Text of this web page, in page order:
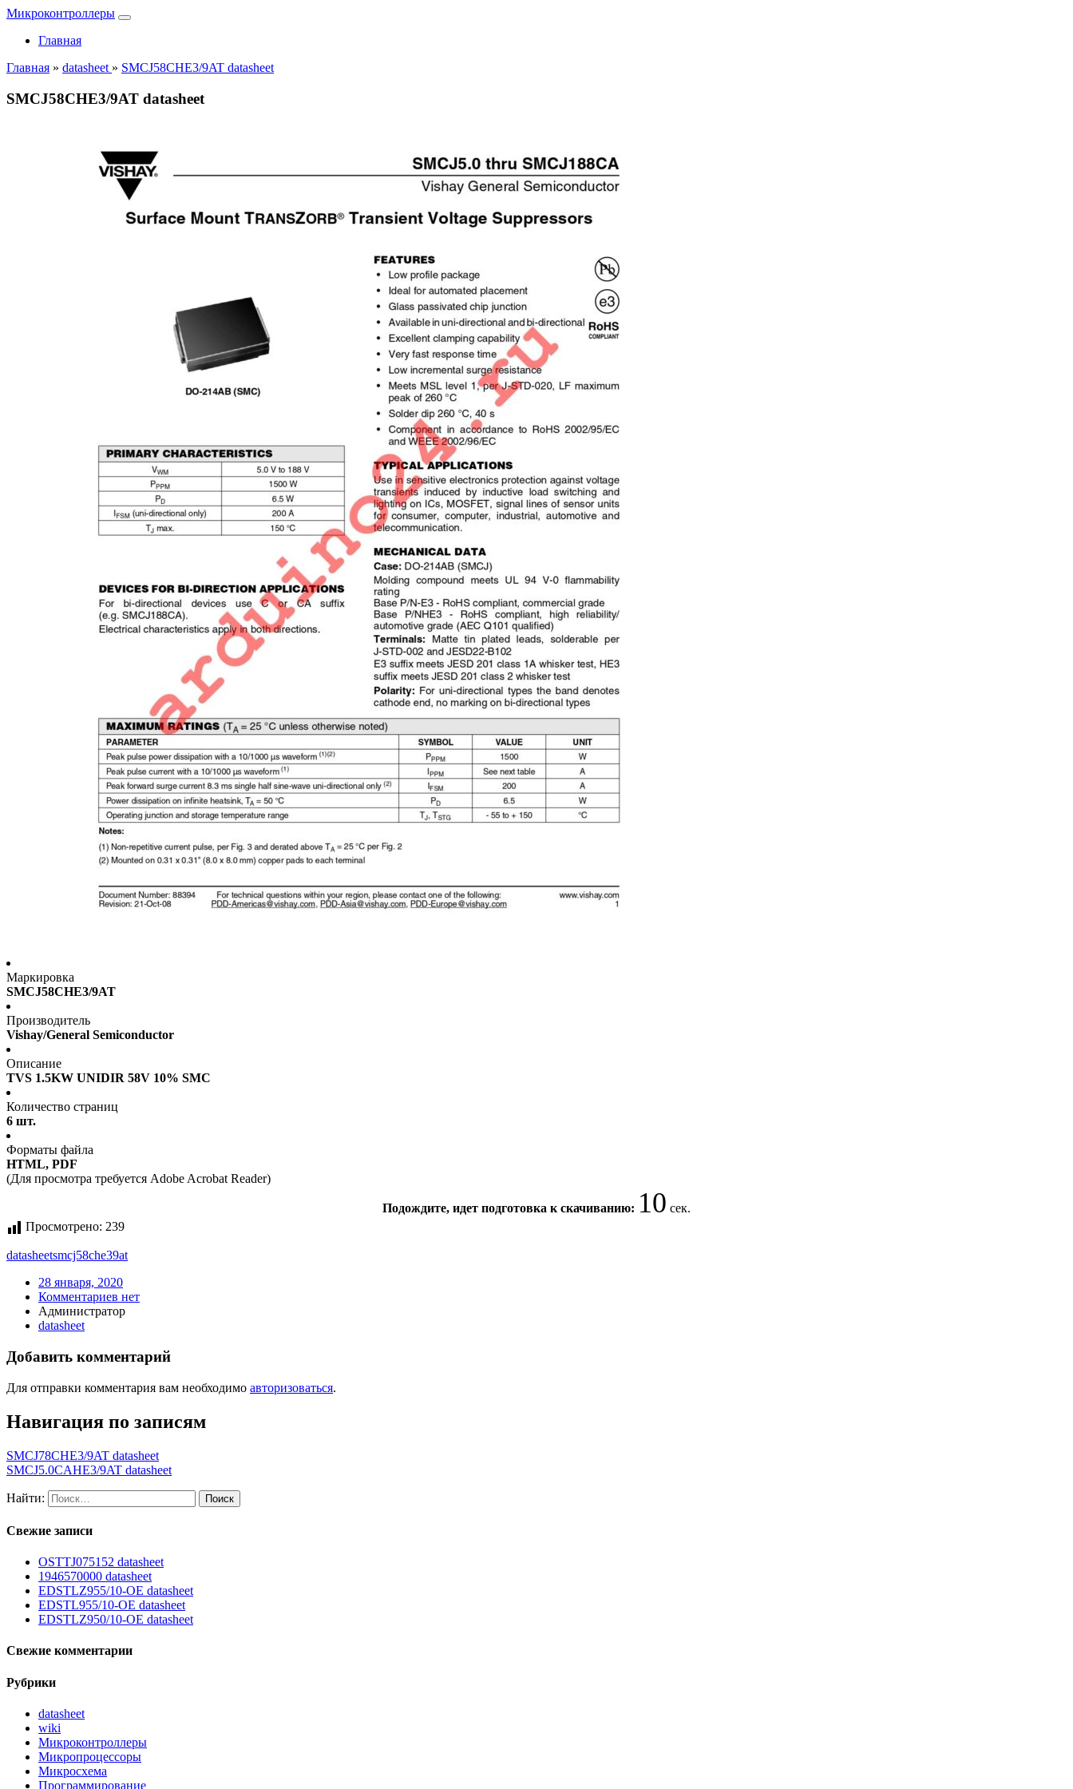
Микроконтроллеры
Главная
Главная » datasheet » SMCJ58CHE3/9AT datasheet
SMCJ58CHE3/9AT datasheet
Маркировка
SMCJ58CHE3/9AT
Производитель
Vishay/General Semiconductor
Описание
TVS 1.5KW UNIDIR 58V 10% SMC
Количество страниц
6 шт.
Форматы файла
HTML, PDF
(Для просмотра требуется Adobe Acrobat Reader)
Подождите, идет подготовка к скачиванию: 10 сек.
Просмотрено: 239
datasheetsmcj58che39at
28 января, 2020
Комментариев нет
Администратор
datasheet
Добавить комментарий
Для отправки комментария вам необходимо авторизоваться.
Навигация по записям
SMCJ78CHE3/9AT datasheet
SMCJ5.0CAHE3/9AT datasheet
Найти:
Свежие записи
OSTTJ075152 datasheet
1946570000 datasheet
EDSTLZ955/10-OE datasheet
EDSTL955/10-OE datasheet
EDSTLZ950/10-OE datasheet
Свежие комментарии
Рубрики
datasheet
wiki
Микроконтроллеры
Микропроцессоры
Микросхема
Программирование